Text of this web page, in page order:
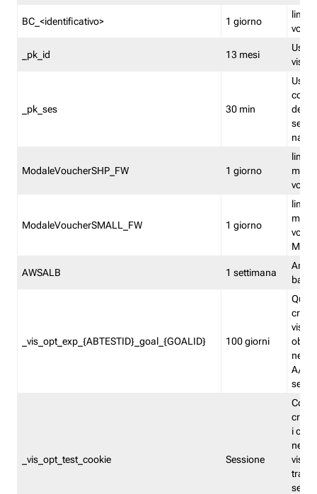
BC_<identificativo> 1 giorno
limita
_pk_id 13 mesi
_pk_ses 30 min
ModaleVoucherSHP_FW 1 giorno
ModaleVoucherSMALL_FW 1 giorno
AWSALB 1 settimana
_vis_opt_exp_{ABTESTID}_goal_{GOALID} 100 giorni
nel
A/B.
_vis_opt_test_cookie Sessione
i
nel